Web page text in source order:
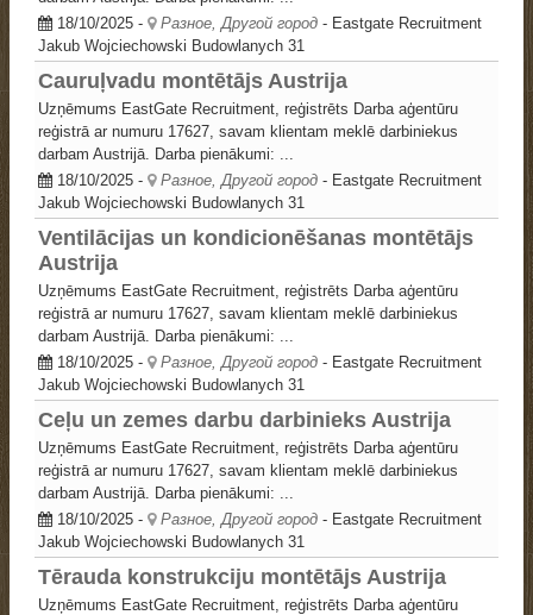
18/10/2025- Разное, Другой город- Eastgate Recruitment
Jakub Wojciechowski Budowlanych 31
Cauruļvadu montētājs Austrija
Uzņēmums EastGate Recruitment, reģistrēts Darba aģentūru
reģistrā ar numuru 17627, savam klientam meklē darbiniekus
darbam Austrijā. Darba pienākumi: ...
18/10/2025- Разное, Другой город- Eastgate Recruitment
Jakub Wojciechowski Budowlanych 31
Ventilācijas un kondicionēšanas montētājs
Austrija
Uzņēmums EastGate Recruitment, reģistrēts Darba aģentūru
reģistrā ar numuru 17627, savam klientam meklē darbiniekus
darbam Austrijā. Darba pienākumi: ...
18/10/2025- Разное, Другой город- Eastgate Recruitment
Jakub Wojciechowski Budowlanych 31
Ceļu un zemes darbu darbinieks Austrija
Uzņēmums EastGate Recruitment, reģistrēts Darba aģentūru
reģistrā ar numuru 17627, savam klientam meklē darbiniekus
darbam Austrijā. Darba pienākumi: ...
18/10/2025- Разное, Другой город- Eastgate Recruitment
Jakub Wojciechowski Budowlanych 31
Tērauda konstrukciju montētājs Austrija
Uzņēmums EastGate Recruitment, reģistrēts Darba aģentūru